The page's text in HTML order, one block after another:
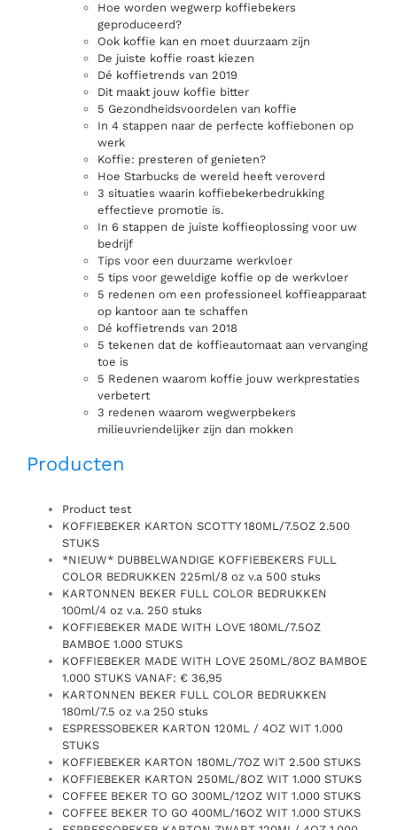
Hoe worden wegwerp koffiebekers
geproduceerd?
Ook koffie kan en moet duurzaam zijn
De juiste koffie roast kiezen
Dé koffietrends van 2019
Dit maakt jouw koffie bitter
5 Gezondheidsvoordelen van koffie
In 4 stappen naar de perfecte koffiebonen op
werk
Koffie: presteren of genieten?
Hoe Starbucks de wereld heeft veroverd
3 situaties waarin koffiebekerbedrukking
effectieve promotie is.
In 6 stappen de juiste koffieoplossing voor uw
bedrijf
Tips voor een duurzame werkvloer
5 tips voor geweldige koffie op de werkvloer
5 redenen om een professioneel koffieapparaat
op kantoor aan te schaffen
Dé koffietrends van 2018
5 tekenen dat de koffieautomaat aan vervanging
toe is
5 Redenen waarom koffie jouw werkprestaties
verbetert
3 redenen waarom wegwerpbekers
milieuvriendelijker zijn dan mokken
Producten
Product test
KOFFIEBEKER KARTON SCOTTY 180ML/7.5OZ 2.500
STUKS
*NIEUW* DUBBELWANDIGE KOFFIEBEKERS FULL
COLOR BEDRUKKEN 225ml/8 oz v.a 500 stuks
KARTONNEN BEKER FULL COLOR BEDRUKKEN
100ml/4 oz v.a. 250 stuks
KOFFIEBEKER MADE WITH LOVE 180ML/7.5OZ
BAMBOE 1.000 STUKS
KOFFIEBEKER MADE WITH LOVE 250ML/8OZ BAMBOE
1.000 STUKS VANAF: € 36,95
KARTONNEN BEKER FULL COLOR BEDRUKKEN
180ml/7.5 oz v.a 250 stuks
ESPRESSOBEKER KARTON 120ML / 4OZ WIT 1.000
STUKS
KOFFIEBEKER KARTON 180ML/7OZ WIT 2.500 STUKS
KOFFIEBEKER KARTON 250ML/8OZ WIT 1.000 STUKS
COFFEE BEKER TO GO 300ML/12OZ WIT 1.000 STUKS
COFFEE BEKER TO GO 400ML/16OZ WIT 1.000 STUKS